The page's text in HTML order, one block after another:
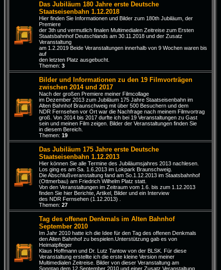
Das Jubiläum 180 Jahre erste Deutsche
Staatseisenbahn 1.12.2018
Hier finden Sie Informationen und Bilder zum 180th Jubiläum, der
Premiere
der 3th und vermutlich finalen Multimedialen Zeitreise zum Ersten
Staatsbahnhof Deutschlands am 30.11.2018 und der Zusatz
Veranstaltung
am 1.2.2019 Beide Veranstaltungen innerhalb von 9 Wochen waren bis
auf
den letzten Platz ausgebucht.
Themen: 3
Bilder und Informationen zu den 19 Filmvorträgen
zwischen 2014 und 2017
Nach der großen Premiere meiner Filmcollage
im Dezember 2013 zum Jubiläum 175 Jahre Staatseisenbahn im
Alten Bahnhof Braunschweig mit über 500 Besuchern und dem
NDR Fernsehen vor Ort war die Nachfrage nach meinem Filmvortrag
groß. Von 2014 bis 2017 durfte ich bei 19 Veranstaltungen zu Gast
sein und meinen Film zeigen. Bilder der Veranstaltungen finden Sie
in diesem Bereich.
Themen: 19
Das Jubiläum 175 Jahre erste Deutsche
Staatseisenbahn 1.12.2013
Hier können Sie alle Termine des Jubiläumsjahres 2013 nachlesen.
Los ging es am Sa. 1.6.2013 im Lokpark Braunschweig.
Die Abschlußveranstaltung fand am So.1.12.2013 im Staatsbahnhof
(Ottmerbau) am Friedrich Wilhelm Platz statt.
Von den Veranstaltungen im Zeitraum vom 1.6. bis zum 1.12.2013
finden Sie hier Berichte, Artikel, Bilder und ein Interview
des NDR Fernsehen (1.12.2013) .
Themen: 27
Tag des offenen Denkmals im Alten Bahnhof
September 2010
Im Jahr 2010 hatte ich die Idee für den Tag des offenen Denkmals
den Alten Bahnhof zu bespielen.Unterstützung gab es von
Heimatpfleger
Klaus Hoffmann und Dr. Lutz Tantow von der BLSK. Für diese
Veranstaltung erstellte ich die erste kleine Version meiner
Multimedialen Zeitreise. Bilder von dieser Veranstaltung am
Sonntag dem 12.September 2010 und einer Zusatz Veranstaltung